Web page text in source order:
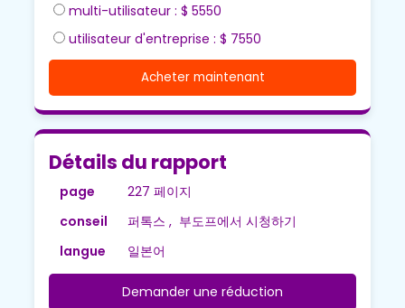
multi-utilisateur : $ 5550
utilisateur d'entreprise : $ 7550
Acheter maintenant
Détails du rapport
page
227 페이지
conseil
퍼톡스 , 부도프에서 시청하기
langue
일본어
Demander une réduction